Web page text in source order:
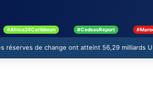
#Africa24Caribbean #CedeaoReport
réserves de change ont atteint 56,29 milliards